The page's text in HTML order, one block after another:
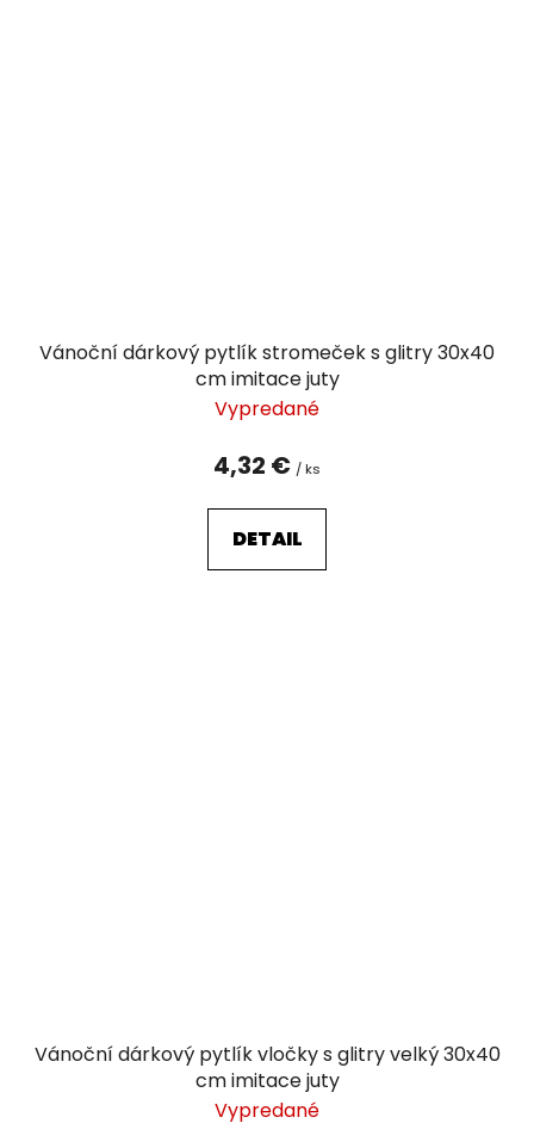
Vánoční dárkový pytlík stromeček s glitry 30x40
cm imitace juty
Vypredané
4,32 € / ks
DETAIL
Vánoční dárkový pytlík vločky s glitry velký 30x40
cm imitace juty
Vypredané